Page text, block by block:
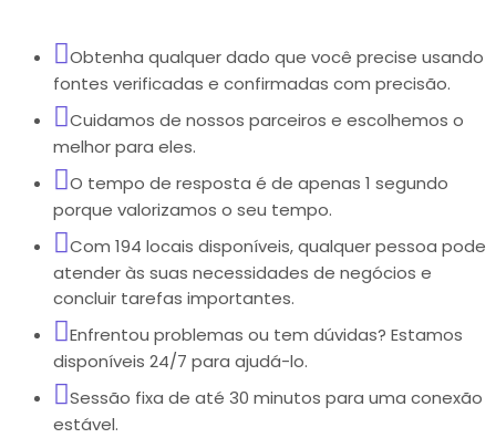
Obtenha qualquer dado que você precise usando
fontes verificadas e confirmadas com precisão.
Cuidamos de nossos parceiros e escolhemos o
melhor para eles.
O tempo de resposta é de apenas 1 segundo
porque valorizamos o seu tempo.
Com 194 locais disponíveis, qualquer pessoa pode
atender às suas necessidades de negócios e
concluir tarefas importantes.
Enfrentou problemas ou tem dúvidas? Estamos
disponíveis 24/7 para ajudá-lo.
Sessão fixa de até 30 minutos para uma conexão
estável.